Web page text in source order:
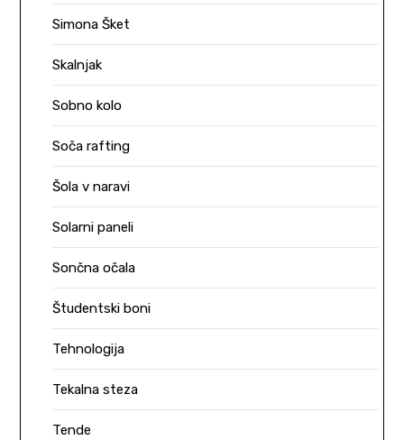
Simona Šket
Skalnjak
Sobno kolo
Soča rafting
Šola v naravi
Solarni paneli
Sončna očala
Študentski boni
Tehnologija
Tekalna steza
Tende